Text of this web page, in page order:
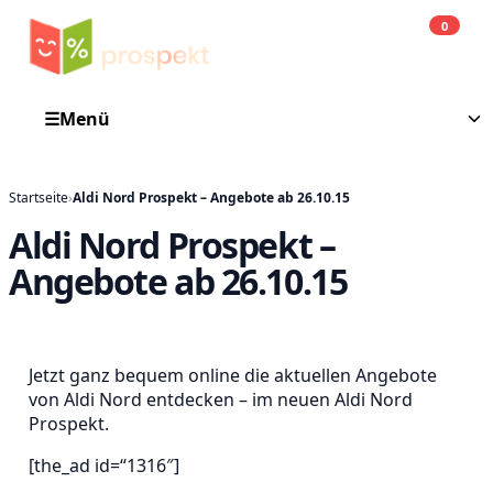
0
☰Menü
Startseite›Aldi Nord Prospekt – Angebote ab 26.10.15
Aldi Nord Prospekt –
Angebote ab 26.10.15
Jetzt ganz bequem online die aktuellen Angebote
von Aldi Nord entdecken – im neuen Aldi Nord
Prospekt.
[the_ad id=“1316″]